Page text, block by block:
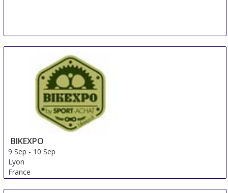
BIKEXPO
9 Sep - 10 Sep
Lyon
France